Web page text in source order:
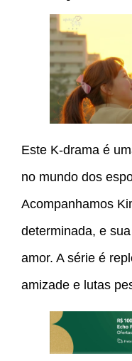
Este K-drama é
no mundo dos
Acompanhamos
determinada, e
amor. A série é
amizade e lutas